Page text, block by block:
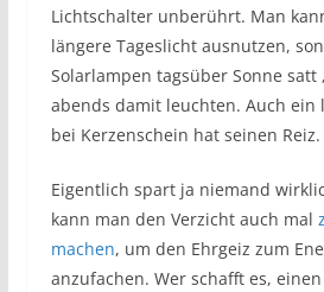
Lichtschalter unberührt. Man
längere Tageslicht ausnutzen,
Solarlampen tagsüber Sonne satt
abends damit leuchten. Auch ein
bei Kerzenschein hat seinen Reiz.
Eigentlich spart ja niemand
kann man den Verzicht auch mal
machen, um den Ehrgeiz zum
anzufachen. Wer schafft es,